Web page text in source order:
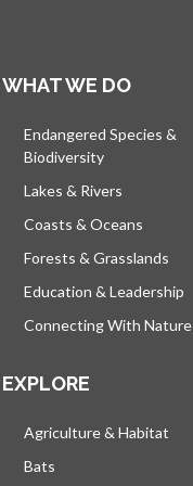
WHAT WE DO
Endangered Species &
Biodiversity
Lakes & Rivers
Coasts & Oceans
Forests & Grasslands
Education & Leadership
Connecting With Nature
EXPLORE
Agriculture & Habitat
Bats